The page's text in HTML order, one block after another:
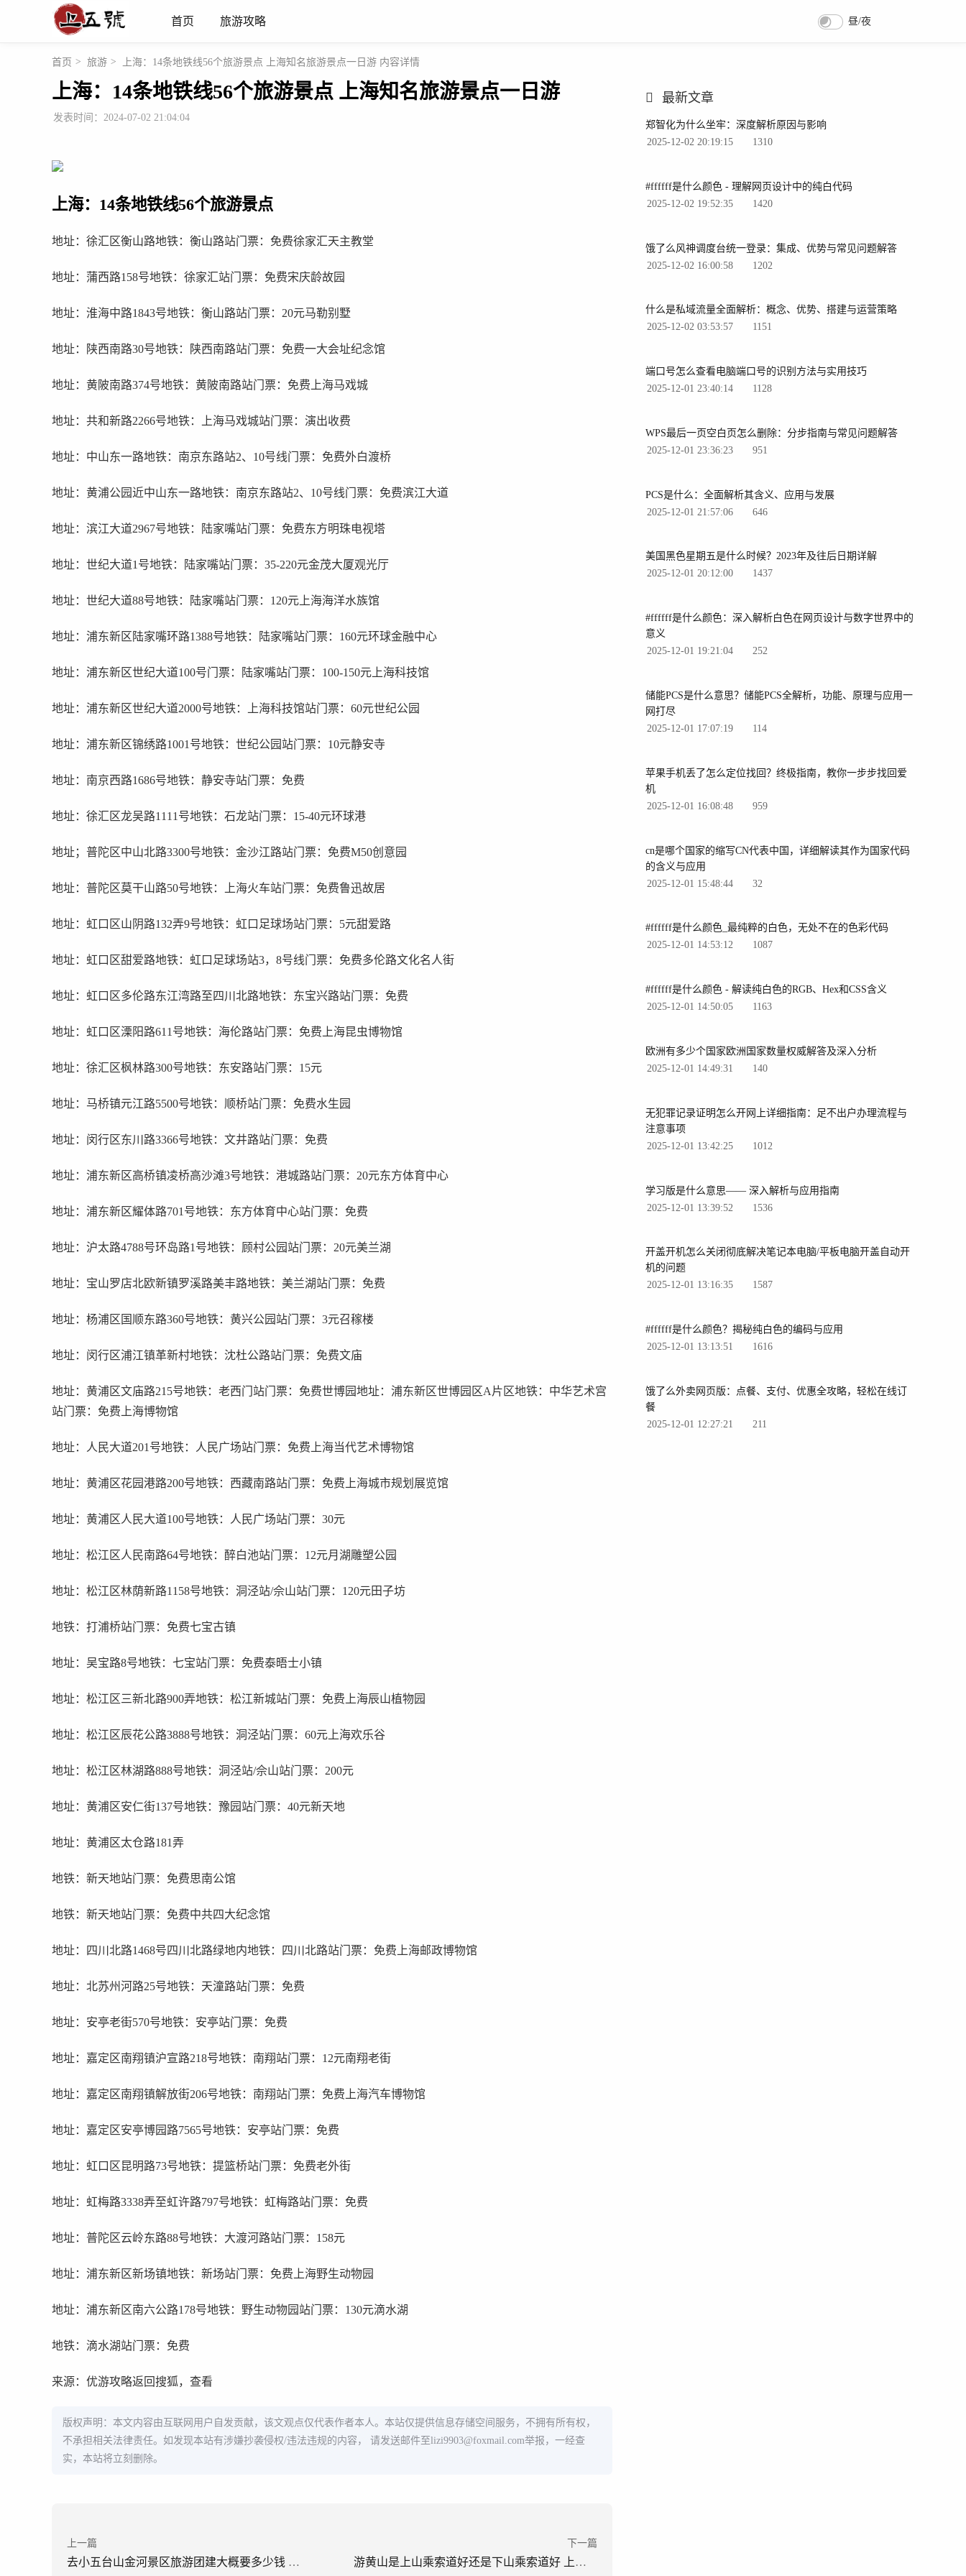
首页 旅游攻略 昼/夜
首页 > 旅游 > 上海：14条地铁线56个旅游景点 上海知名旅游景点一日游 内容详情
上海：14条地铁线56个旅游景点 上海知名旅游景点一日游
发表时间：2024-07-02 21:04:04
上海：14条地铁线56个旅游景点
地址：徐汇区衡山路地铁：衡山路站门票：免费徐家汇天主教堂
地址：蒲西路158号地铁：徐家汇站门票：免费宋庆龄故园
地址：淮海中路1843号地铁：衡山路站门票：20元马勒别墅
地址：陕西南路30号地铁：陕西南路站门票：免费一大会址纪念馆
地址：黄陂南路374号地铁：黄陂南路站门票：免费上海马戏城
地址：共和新路2266号地铁：上海马戏城站门票：演出收费
地址：中山东一路地铁：南京东路站2、10号线门票：免费外白渡桥
地址：黄浦公园近中山东一路地铁：南京东路站2、10号线门票：免费滨江大道
地址：滨江大道2967号地铁：陆家嘴站门票：免费东方明珠电视塔
地址：世纪大道1号地铁：陆家嘴站门票：35-220元金茂大厦观光厅
地址：世纪大道88号地铁：陆家嘴站门票：120元上海海洋水族馆
地址：浦东新区陆家嘴环路1388号地铁：陆家嘴站门票：160元环球金融中心
地址：浦东新区世纪大道100号门票：陆家嘴站门票：100-150元上海科技馆
地址：浦东新区世纪大道2000号地铁：上海科技馆站门票：60元世纪公园
地址：浦东新区锦绣路1001号地铁：世纪公园站门票：10元静安寺
地址：南京西路1686号地铁：静安寺站门票：免费
地址：徐汇区龙吴路1111号地铁：石龙站门票：15-40元环球港
地址；普陀区中山北路3300号地铁：金沙江路站门票：免费M50创意园
地址：普陀区莫干山路50号地铁：上海火车站门票：免费鲁迅故居
地址：虹口区山阴路132弄9号地铁：虹口足球场站门票：5元甜爱路
地址：虹口区甜爱路地铁：虹口足球场站3，8号线门票：免费多伦路文化名人街
地址：虹口区多伦路东江湾路至四川北路地铁：东宝兴路站门票：免费
地址：虹口区溧阳路611号地铁：海伦路站门票：免费上海昆虫博物馆
地址：徐汇区枫林路300号地铁：东安路站门票：15元
地址：马桥镇元江路5500号地铁：顺桥站门票：免费水生园
地址：闵行区东川路3366号地铁：文井路站门票：免费
地址：浦东新区高桥镇凌桥高沙滩3号地铁：港城路站门票：20元东方体育中心
地址：浦东新区耀体路701号地铁：东方体育中心站门票：免费
地址：沪太路4788号环岛路1号地铁：顾村公园站门票：20元美兰湖
地址：宝山罗店北欧新镇罗溪路美丰路地铁：美兰湖站门票：免费
地址：杨浦区国顺东路360号地铁：黄兴公园站门票：3元召稼楼
地址：闵行区浦江镇革新村地铁：沈杜公路站门票：免费文庙
地址：黄浦区文庙路215号地铁：老西门站门票：免费世博园地址：浦东新区世博园区A片区地铁：中华艺术宫
站门票：免费上海博物馆
地址：人民大道201号地铁：人民广场站门票：免费上海当代艺术博物馆
地址：黄浦区花园港路200号地铁：西藏南路站门票：免费上海城市规划展览馆
地址：黄浦区人民大道100号地铁：人民广场站门票：30元
地址：松江区人民南路64号地铁：醉白池站门票：12元月湖雕塑公园
地址：松江区林荫新路1158号地铁：洞泾站/佘山站门票：120元田子坊
地铁：打浦桥站门票：免费七宝古镇
地址：吴宝路8号地铁：七宝站门票：免费泰晤士小镇
地址：松江区三新北路900弄地铁：松江新城站门票：免费上海辰山植物园
地址：松江区辰花公路3888号地铁：洞泾站门票：60元上海欢乐谷
地址：松江区林湖路888号地铁：洞泾站/佘山站门票：200元
地址：黄浦区安仁街137号地铁：豫园站门票：40元新天地
地址：黄浦区太仓路181弄
地铁：新天地站门票：免费思南公馆
地铁：新天地站门票：免费中共四大纪念馆
地址：四川北路1468号四川北路绿地内地铁：四川北路站门票：免费上海邮政博物馆
地址：北苏州河路25号地铁：天潼路站门票：免费
地址：安亭老街570号地铁：安亭站门票：免费
地址：嘉定区南翔镇沪宣路218号地铁：南翔站门票：12元南翔老街
地址：嘉定区南翔镇解放街206号地铁：南翔站门票：免费上海汽车博物馆
地址：嘉定区安亭博园路7565号地铁：安亭站门票：免费
地址：虹口区昆明路73号地铁：提篮桥站门票：免费老外街
地址：虹梅路3338弄至虹许路797号地铁：虹梅路站门票：免费
地址：普陀区云岭东路88号地铁：大渡河路站门票：158元
地址：浦东新区新场镇地铁：新场站门票：免费上海野生动物园
地址：浦东新区南六公路178号地铁：野生动物园站门票：130元滴水湖
地铁：滴水湖站门票：免费
来源：优游攻略返回搜狐，查看
版权声明：本文内容由互联网用户自发贡献，该文观点仅代表作者本人。本站仅提供信息存储空间服务，不拥有所有权，
不承担相关法律责任。如发现本站有涉嫌抄袭侵权/违法违规的内容， 请发送邮件至lizi9903@foxmail.com举报，一经查
实，本站将立刻删除。
上一篇
去小五台山金河景区旅游团建大概要多少钱 去五台山的旅游团有哪些
下一篇
游黄山是上山乘索道好还是下山乘索道好 上山坐索道好还是下山坐索道好
最新文章
郑智化为什么坐牢：深度解析原因与影响
2025-12-02 20:19:15
1310
#ffffff是什么颜色 - 理解网页设计中的纯白代码
2025-12-02 19:52:35
1420
饿了么风神调度台统一登录：集成、优势与常见问题解答
2025-12-02 16:00:58
1202
什么是私域流量全面解析：概念、优势、搭建与运营策略
2025-12-02 03:53:57
1151
端口号怎么查看电脑端口号的识别方法与实用技巧
2025-12-01 23:40:14
1128
WPS最后一页空白页怎么删除：分步指南与常见问题解答
2025-12-01 23:36:23
951
PCS是什么：全面解析其含义、应用与发展
2025-12-01 21:57:06
646
美国黑色星期五是什么时候？2023年及往后日期详解
2025-12-01 20:12:00
1437
#ffffff是什么颜色：深入解析白色在网页设计与数字世界中的
意义
2025-12-01 19:21:04
252
储能PCS是什么意思？储能PCS全解析，功能、原理与应用一
网打尽
2025-12-01 17:07:19
114
苹果手机丢了怎么定位找回？终极指南，教你一步步找回爱
机
2025-12-01 16:08:48
959
cn是哪个国家的缩写CN代表中国，详细解读其作为国家代码
的含义与应用
2025-12-01 15:48:44
32
#ffffff是什么颜色_最纯粹的白色，无处不在的色彩代码
2025-12-01 14:53:12
1087
#ffffff是什么颜色 - 解读纯白色的RGB、Hex和CSS含义
2025-12-01 14:50:05
1163
欧洲有多少个国家欧洲国家数量权威解答及深入分析
2025-12-01 14:49:31
140
无犯罪记录证明怎么开网上详细指南：足不出户办理流程与
注意事项
2025-12-01 13:42:25
1012
学习版是什么意思—— 深入解析与应用指南
2025-12-01 13:39:52
1536
开盖开机怎么关闭彻底解决笔记本电脑/平板电脑开盖自动开
机的问题
2025-12-01 13:16:35
1587
#ffffff是什么颜色？揭秘纯白色的编码与应用
2025-12-01 13:13:51
1616
饿了么外卖网页版：点餐、支付、优惠全攻略，轻松在线订
餐
2025-12-01 12:27:21
211